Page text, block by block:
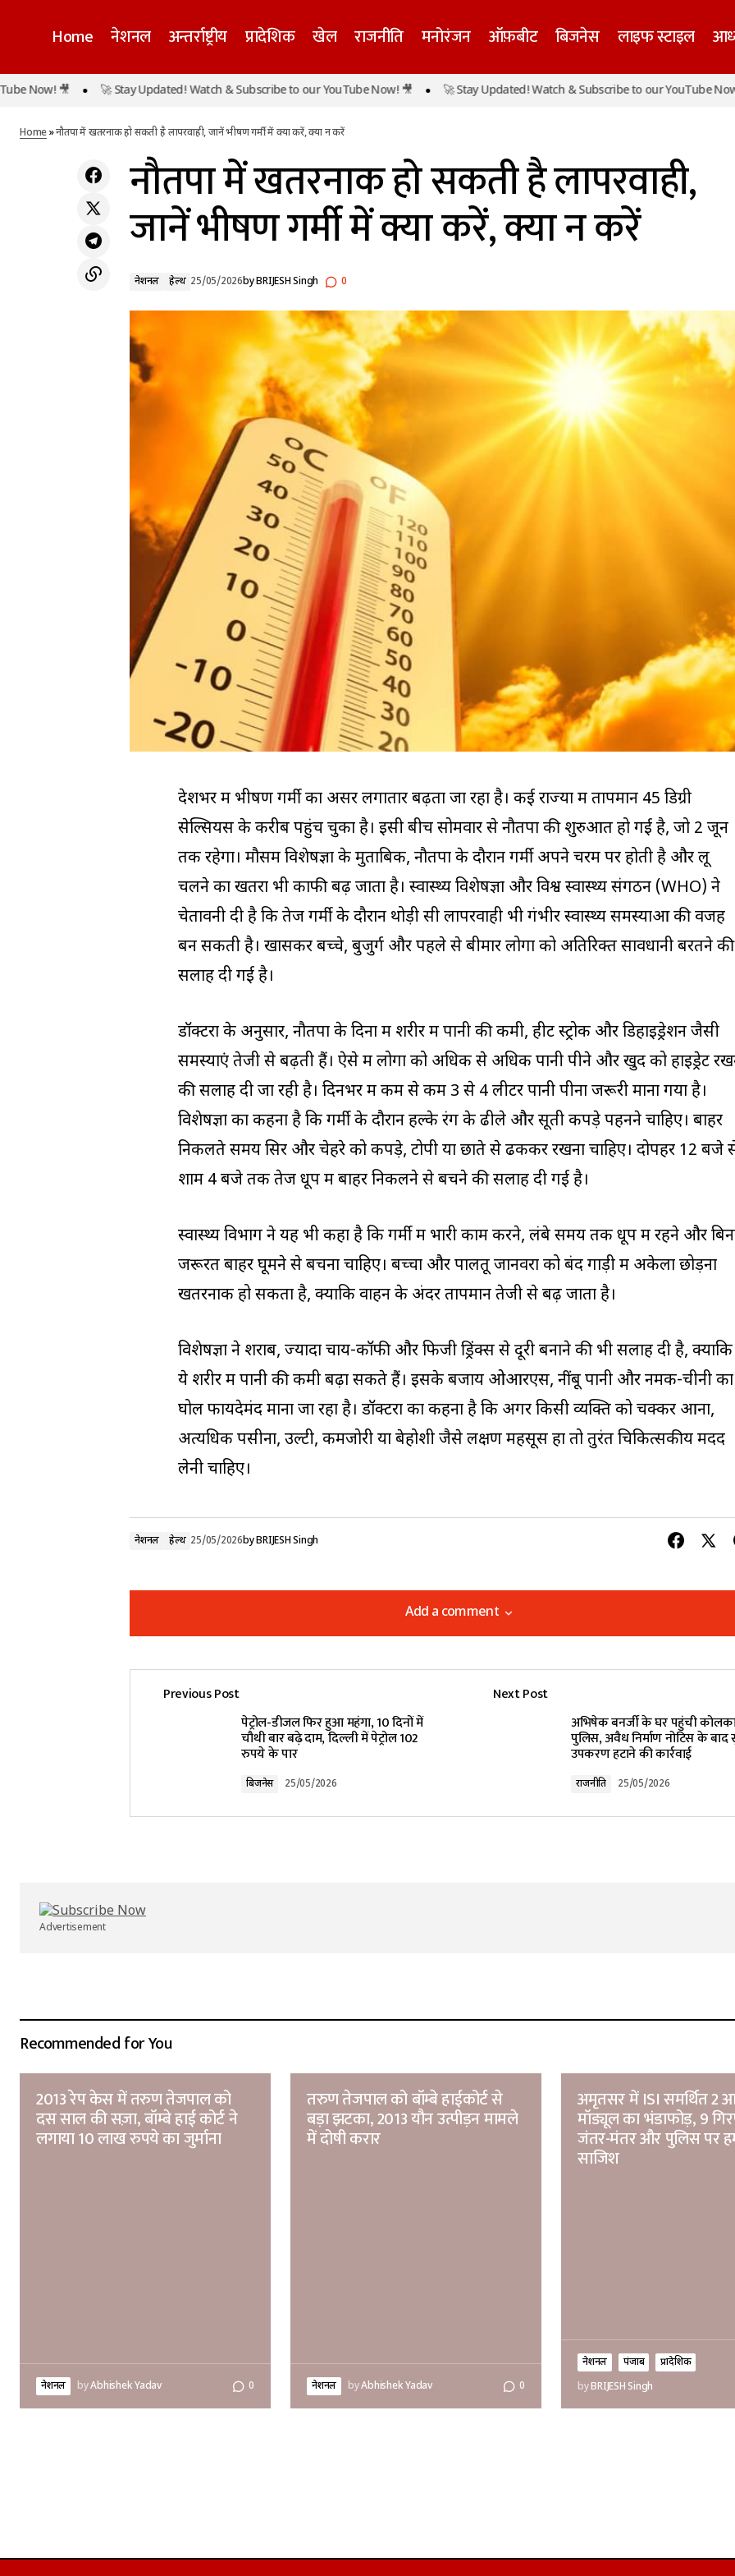
Home नेशनल अन्तर्राष्ट्रीय प्रादेशिक खेल राजनीति मनोरंजन ऑफ़बीट बिजनेस लाइफ स्टाइल
पेट्रोल-डीजल फिर हुआ महंगा, 10 दिनों में चौथी बार
नौतपा में खतरनाक हो सकती है लापरवाही, जानें भीषण गर्मी में
🎥 🚀 Stay Updated! Watch & Subscribe to our YouTube Now! 🎥 🚀 Stay Updated! Watch & Subscribe to our YouTube Now! 🎥
Home»नौतपा में खतरनाक हो सकती है लापरवाही, जानें भीषण गर्मी में क्या करें, क्या न करें
नौतपा में खतरनाक हो सकती है लापरवाही,
जानें भीषण गर्मी में क्या करें, क्या न करें
नेशनल हेल्थ 25/05/2026byBRIJESH Singh 0
देशभर में भीषण गर्मी का असर लगातार बढ़ता जा रहा है। कई राज्यों में तापमान 45 डिग्री
सेल्सियस के करीब पहुंच चुका है। इसी बीच सोमवार से नौतपा की शुरुआत हो गई है, जो 2 जून
तक रहेगा। मौसम विशेषज्ञों के मुताबिक, नौतपा के दौरान गर्मी अपने चरम पर होती है और लू
चलने का खतरा भी काफी बढ़ जाता है। स्वास्थ्य विशेषज्ञों और विश्व स्वास्थ्य संगठन (WHO) ने
चेतावनी दी है कि तेज गर्मी के दौरान थोड़ी सी लापरवाही भी गंभीर स्वास्थ्य समस्याओं की वजह
बन सकती है। खासकर बच्चे, बुजुर्ग और पहले से बीमार लोगों को अतिरिक्त सावधानी बरतने की
सलाह दी गई है।
डॉक्टरों के अनुसार, नौतपा के दिनों में शरीर में पानी की कमी, हीट स्ट्रोक और डिहाइड्रेशन जैसी
समस्याएं तेजी से बढ़ती हैं। ऐसे में लोगों को अधिक से अधिक पानी पीने और खुद को हाइड्रेट
की सलाह दी जा रही है। दिनभर में कम से कम 3 से 4 लीटर पानी पीना जरूरी माना गया है।
विशेषज्ञों का कहना है कि गर्मी के दौरान हल्के रंग के ढीले और सूती कपड़े पहनने चाहिए। बाहर
निकलते समय सिर और चेहरे को कपड़े, टोपी या छाते से ढककर रखना चाहिए। दोपहर 12 बजे
शाम 4 बजे तक तेज धूप में बाहर निकलने से बचने की सलाह दी गई है।
स्वास्थ्य विभाग ने यह भी कहा है कि गर्मी में भारी काम करने, लंबे समय तक धूप में रहने और
जरूरत बाहर घूमने से बचना चाहिए। बच्चों और पालतू जानवरों को बंद गाड़ी में अकेला छोड़ना
खतरनाक हो सकता है, क्योंकि वाहन के अंदर तापमान तेजी से बढ़ जाता है।
विशेषज्ञों ने शराब, ज्यादा चाय-कॉफी और फिजी ड्रिंक्स से दूरी बनाने की भी सलाह दी है, क्योंकि
ये शरीर में पानी की कमी बढ़ा सकते हैं। इसके बजाय ओआरएस, नींबू पानी और नमक-चीनी का
घोल फायदेमंद माना जा रहा है। डॉक्टरों का कहना है कि अगर किसी व्यक्ति को चक्कर आना,
अत्यधिक पसीना, उल्टी, कमजोरी या बेहोशी जैसे लक्षण महसूस हों तो तुरंत चिकित्सकीय मदद
लेनी चाहिए।
नेशनल हेल्थ 25/05/2026byBRIJESH Singh
Add a comment
Add a comment
Your email address will not be published.Required fields are marked*
Previous Post
पेट्रोल-डीजल फिर हुआ महंगा, 10 दिनों में
चौथी बार बढ़े दाम, दिल्ली में पेट्रोल 102
रुपये के पार
बिजनेस 25/05/2026
Next Post
अभिषेक बनर्जी के घर पहुंची
पुलिस, अवैध निर्माण नोटिस के बाद
उपकरण हटाने की कार्रवाई
राजनीति 25/05/2026
Advertisement
Recommended for You
2013 रेप केस में तरुण तेजपाल को
दस साल की सज़ा, बॉम्बे हाई कोर्ट ने
लगाया 10 लाख रुपये का जुर्माना
नेशनल byAbhishek Yadav 0
तरुण तेजपाल को बॉम्बे हाईकोर्ट से
बड़ा झटका, 2013 यौन उत्पीड़न मामले
में दोषी करार
नेशनल byAbhishek Yadav 0
अमृतसर में ISI समर्थित 2
मॉड्यूल का भंडाफोड़, 9
जंतर-मंतर और पुलिस पर
साजिश
नेशनल पंजाब
प्रादेशिक
byBRIJESH Singh